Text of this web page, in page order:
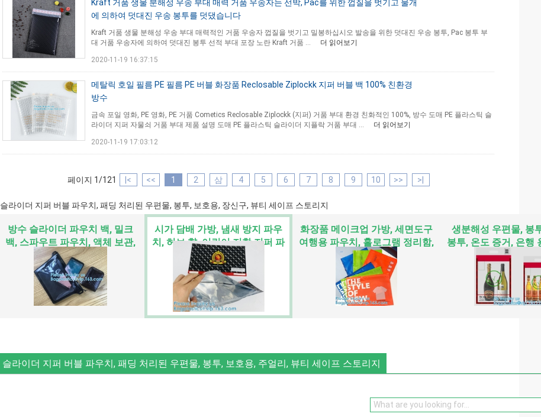
Kraft 거품 생물 분해성 우송 부대 매력 거품 우송자는 선박, Pac를 위한 껍질을 벗기고 물개
에 의하여 덧대진 우송 봉투를 덧댔습니다
Kraft 거품 생물 분해성 우송 부대 매력적인 거품 우송자 껍질을 벗기고 밀봉하십시오 발송을 위한 덧대진 우송 봉투, Pac 봉투 부
대 거품 우송자에 의하여 덧대진 봉투 선적 부대 포장 노란 Kraft 거품 ...
더 읽어보기
2020-11-19 16:37:15
메탈릭 호일 필름 PE 필름 PE 버블 화장품 Reclosable Ziplockk 지퍼 버블 백 100% 친환경
방수
금속 포일 영화, PE 영화, PE 거품 Cometics Reclosable Ziplockk (지퍼) 거품 부대 환경 친화적인 100%, 방수 도매 PE 플라스틱 슬
라이더 지퍼 자물쇠 거품 부대 제품 설명 도매 PE 플라스틱 슬라이더 지플락 거품 부대 ...
더 읽어보기
2020-11-19 17:03:12
페이지 1/121 |< << 1 2 삼 4 5 6 7 8 9 10 >> >|
슬라이더 지퍼 버블 파우치, 패딩 처리된 우편물, 봉투, 보호용, 장신구, 뷰티 세이프 스토리지
방수 슬라이더 파우치 백, 밀크
백, 스파우트 파우치, 액체 보관,
아기 수유, 박스 내 백
시가 담배 가방, 냄새 방지 파우
치, 허브 향, 어린이 저항 지퍼 파
우치, 어린이 보호 팩
화장품 메이크업 가방, 세면도구
여행용 파우치, 홀로그램 정리함,
비키니 수영복 패키지
생분해성 우편물, 봉
봉투, 온도 증거, 은행
금고, 예금
슬라이더 지퍼 버블 파우치, 패딩 처리된 우편물, 봉투, 보호용, 주얼리, 뷰티 세이프 스토리지